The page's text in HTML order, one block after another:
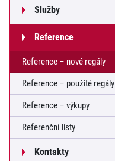
Služby
Reference
Reference – nové regály
Reference – použité regály
Reference – výkupy
Referenční listy
Kontakty